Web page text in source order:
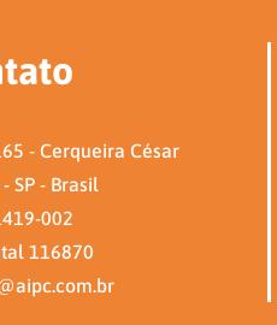
- Cerqueira César
SP - Brasil
002
116870